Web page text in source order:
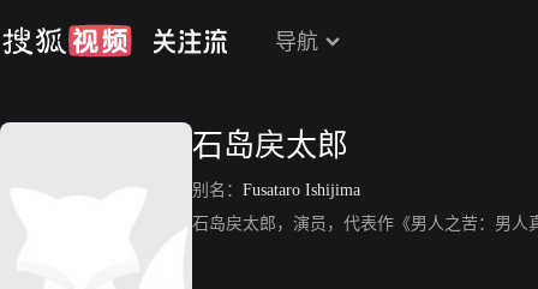
导航
石岛戻太郎
别名： Fusataro Ishijima
石岛戻太郎，演员，代表作《男人之苦：男人